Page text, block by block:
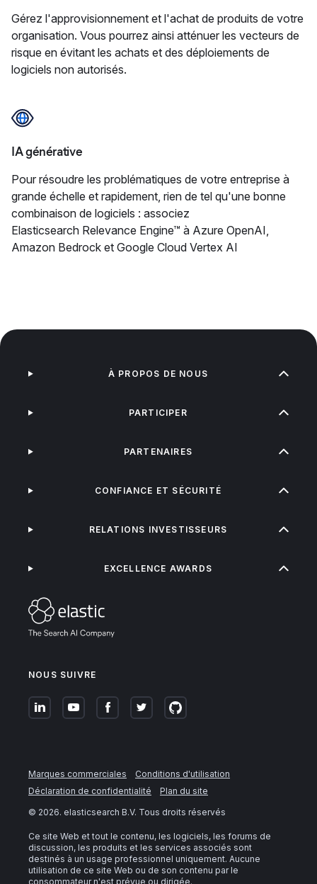
Gérez l'approvisionnement et l'achat de produits de votre
organisation. Vous pourrez ainsi atténuer les vecteurs de
risque en évitant les achats et des déploiements de
logiciels non autorisés.
IA générative
Pour résoudre les problématiques de votre entreprise à
grande échelle et rapidement, rien de tel qu'une bonne
combinaison de logiciels : associez
Elasticsearch Relevance Engine™ à Azure OpenAI,
Amazon Bedrock et Google Cloud Vertex AI
NOUS SUIVRE
À PROPOS DE NOUS
PARTICIPER
PARTENAIRES
CONFIANCE ET SÉCURITÉ
RELATIONS INVESTISSEURS
EXCELLENCE AWARDS
Marques commerciales
Conditions d'utilisation
Déclaration de confidentialité
Plan du site
© 2026. elasticsearch B.V. Tous droits réservés
Ce site Web et tout le contenu, les logiciels, les forums de
discussion, les produits et les services associés sont
destinés à un usage professionnel uniquement. Aucune
utilisation de ce site Web ou de son contenu par le
consommateur n'est prévue ou dirigée.